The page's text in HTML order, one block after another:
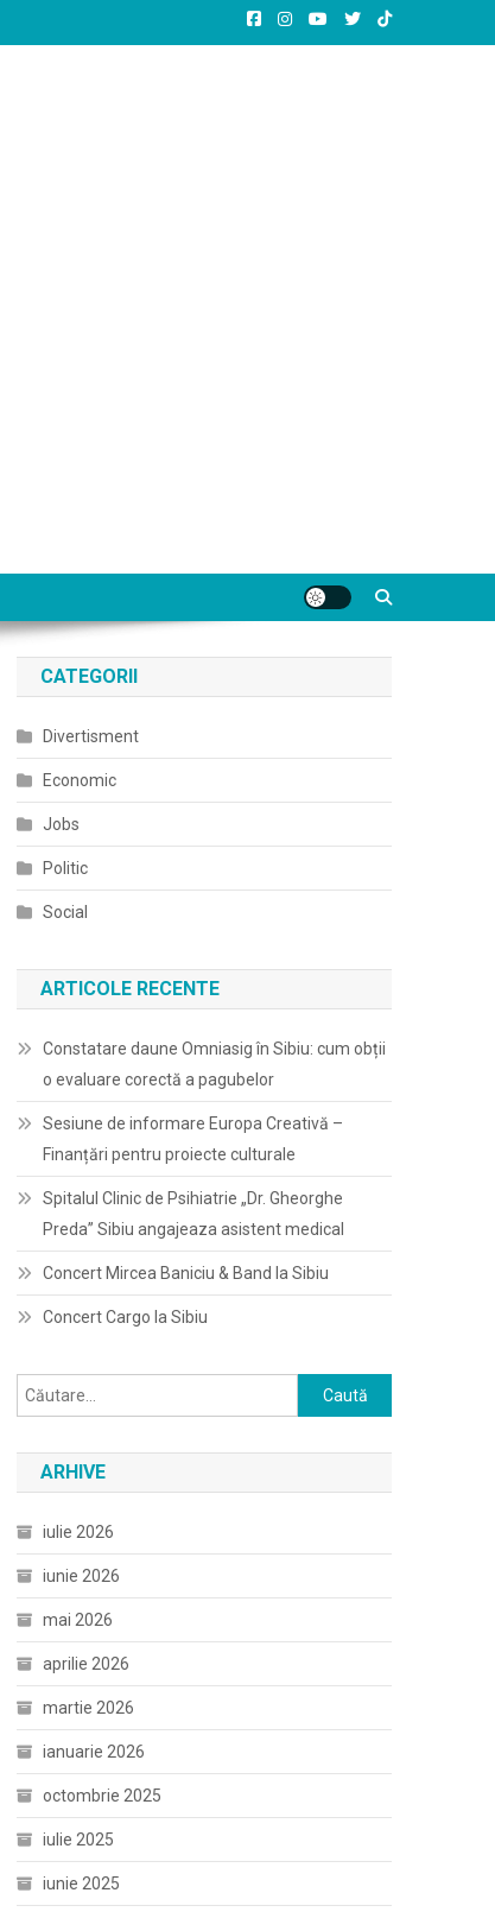
CATEGORII
Divertisment
Economic
Jobs
Politic
Social
ARTICOLE RECENTE
Constatare daune Omniasig în Sibiu: cum obții
o evaluare corectă a pagubelor
Sesiune de informare Europa Creativă –
Finanțări pentru proiecte culturale
Spitalul Clinic de Psihiatrie „Dr. Gheorghe
Preda” Sibiu angajeaza asistent medical
Concert Mircea Baniciu & Band la Sibiu
Concert Cargo la Sibiu
Caută
după:
ARHIVE
iulie 2026
iunie 2026
mai 2026
aprilie 2026
martie 2026
ianuarie 2026
octombrie 2025
iulie 2025
iunie 2025